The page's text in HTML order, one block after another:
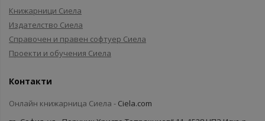
Книжарници Сиела
Издателство Сиела
Справочен и правен софтуер Сиела
Проекти и обучения Сиела
Контакти
Онлайн книжарница Сиела - Ciela.com